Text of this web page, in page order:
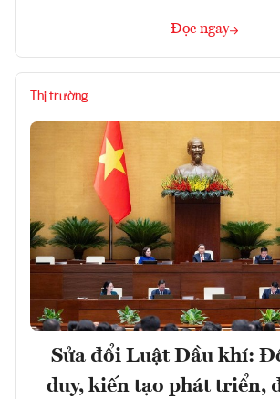
Đọc ngay
Thị trường
Sửa đổi Luật Dầu khí:
duy, kiến tạo phát triển,